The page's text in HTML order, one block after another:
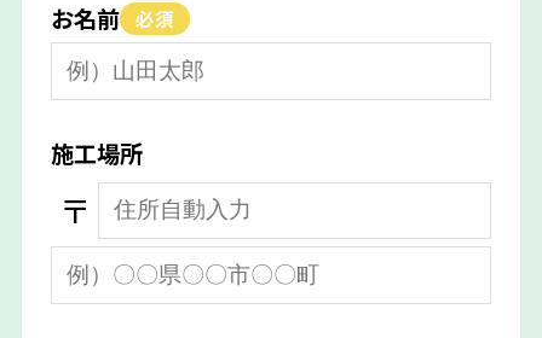
お名前 必須
施工場所
〒